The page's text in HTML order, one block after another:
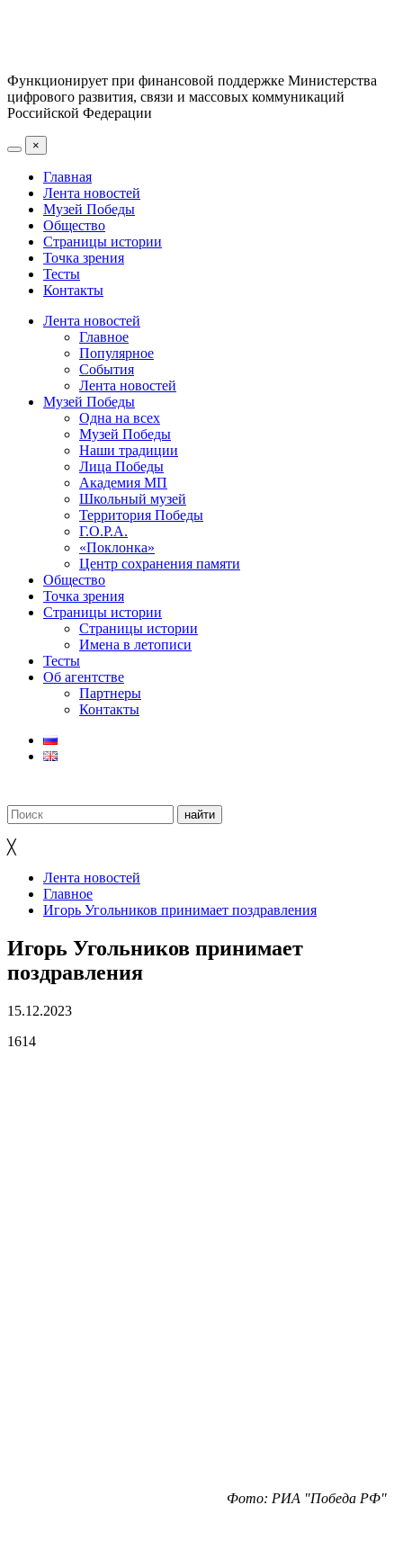
Функционирует при финансовой поддержке Министерства
цифрового развития, связи и массовых коммуникаций
Российской Федерации
×
Главная
Лента новостей
Музей Победы
Общество
Страницы истории
Точка зрения
Тесты
Контакты
Лента новостей
Главное
Популярное
События
Лента новостей
Музей Победы
Одна на всех
Музей Победы
Наши традиции
Лица Победы
Академия МП
Школьный музей
Территория Победы
Г.О.Р.А.
«Поклонка»
Центр сохранения памяти
Общество
Точка зрения
Страницы истории
Страницы истории
Имена в летописи
Тесты
Об агентстве
Партнеры
Контакты
╳
Лента новостей
Главное
Игорь Угольников принимает поздравления
Игорь Угольников принимает
поздравления
15.12.2023
1614
Фото: РИА "Победа РФ"